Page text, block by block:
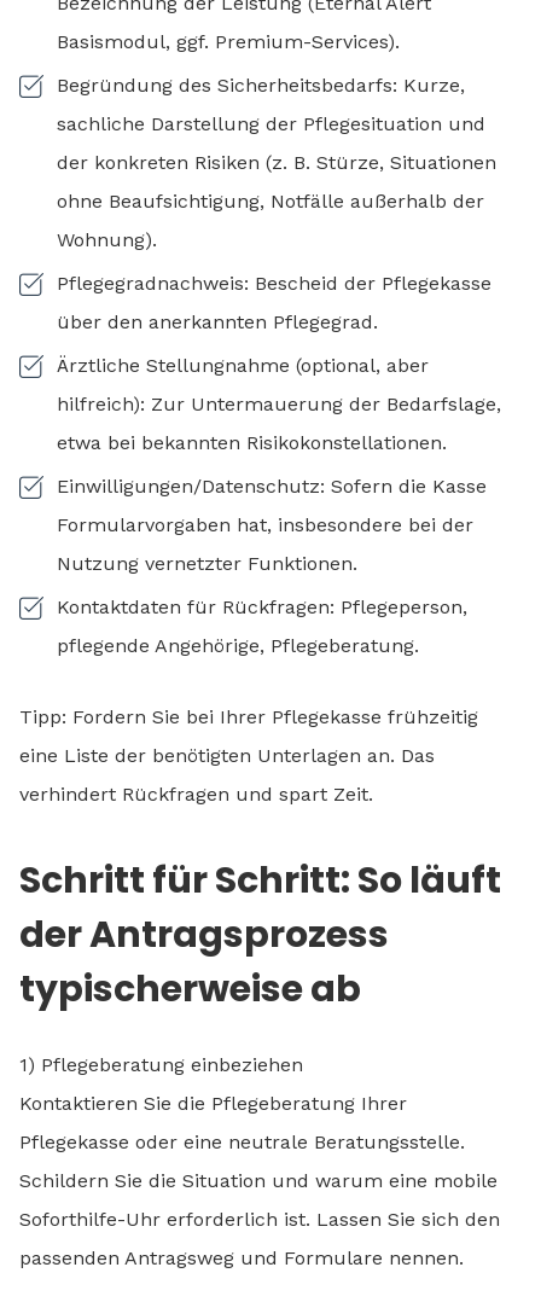
Basismodul, ggf. Premium-Services).
Begründung des Sicherheitsbedarfs: Kurze,
sachliche Darstellung der Pflegesituation und
der konkreten Risiken (z. B. Stürze, Situationen
ohne Beaufsichtigung, Notfälle außerhalb der
Wohnung).
Pflegegradnachweis: Bescheid der Pflegekasse
über den anerkannten Pflegegrad.
Ärztliche Stellungnahme (optional, aber
hilfreich): Zur Untermauerung der Bedarfslage,
etwa bei bekannten Risikokonstellationen.
Einwilligungen/Datenschutz: Sofern die Kasse
Formularvorgaben hat, insbesondere bei der
Nutzung vernetzter Funktionen.
Kontaktdaten für Rückfragen: Pflegeperson,
pflegende Angehörige, Pflegeberatung.
Tipp: Fordern Sie bei Ihrer Pflegekasse frühzeitig
eine Liste der benötigten Unterlagen an. Das
verhindert Rückfragen und spart Zeit.
Schritt für Schritt: So läuft
der Antragsprozess
typischerweise ab
1) Pflegeberatung einbeziehen
Kontaktieren Sie die Pflegeberatung Ihrer
Pflegekasse oder eine neutrale Beratungsstelle.
Schildern Sie die Situation und warum eine mobile
Soforthilfe-Uhr erforderlich ist. Lassen Sie sich den
passenden Antragsweg und Formulare nennen.